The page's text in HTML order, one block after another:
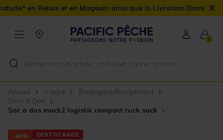
en Magasin ainsi que la Livraison Domicile offerte dès 90€×
0
Accueil Carpe
Bagagerie/Rangement
Sacs à Dos
Sac à dos mack2 logistik compact ruck sack
-40% DESTOCKAGE